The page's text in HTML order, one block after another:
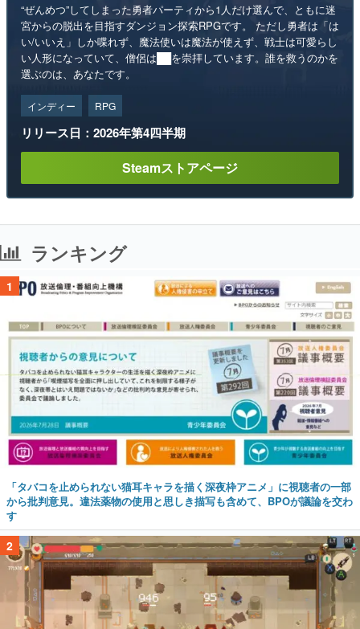
“ぜんめつ”してしまった勇者パーティから1人だけ選んで、ともに迷
宮からの脱出を目指すダンジョン探索RPGです。 ただし勇者は「は
い/いいえ」しか喋れず、魔法使いは魔法が使えず、戦士は可愛らし
い人形になっていて、僧侶は██を崇拝しています。誰を救うのかを
選ぶのは、あなたです。
インディー RPG
リリース日：2026年第4四半期
Steamストアページ
ランキング
1
「タバコを止められない猫耳キャラを描く深夜枠アニメ」に視聴者の一部
から批判意見。違法薬物の使用と思しき描写も含めて、BPOが議論を交わ
す
2